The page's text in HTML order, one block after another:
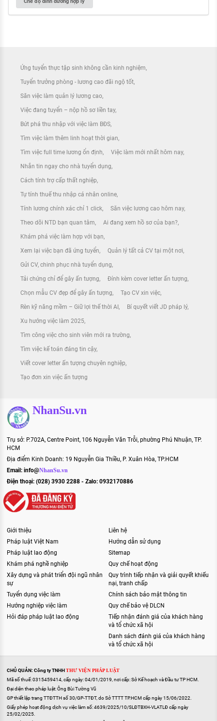
Ứng tuyển thực tập sinh không cần kinh nghiệm
Tuyển trưởng phòng - lương cao đãi ngộ tốt
Săn việc làm quản lý lương cao
Việc đang tuyển – nộp hồ sơ liền tay
Bứt phá thu nhập với việc làm BĐS
Tìm việc làm thêm linh hoạt thời gian
Tìm việc full time lương ổn định Việc làm mới nhất hôm nay
Nhắn tin ngay cho nhà tuyển dụng
Cách tính trợ cấp thất nghiệp
Tự tính thuế thu nhập cá nhân online
Tính lương chính xác chỉ 1 click Săn việc lương cao hôm nay
Theo dõi NTD bạn quan tâm Ai đang xem hồ sơ của bạn?
Khám phá việc làm hợp với bạn
Xem lại việc bạn đã ứng tuyển Quản lý tất cả CV tại một nơi
Gửi CV, chinh phục nhà tuyển dụng
Tải chứng chỉ để gây ấn tượng Đính kèm cover letter ấn tượng
Chọn mẫu CV đẹp để gây ấn tượng Tạo CV xin việc
Rèn kỹ năng mềm – Giữ lợi thế thời AI Bí quyết viết JD pháp lý
Xu hướng việc làm 2025
Tìm công việc cho sinh viên mới ra trường
Tìm việc kế toán đáng tin cậy
Viết cover letter ấn tượng chuyên nghiệp
Tạo đơn xin việc ấn tượng
NhanSu.vn
Trụ sở: P.702A, Centre Point, 106 Nguyễn Văn Trỗi, phường Phú Nhuận, TP.
HCM
Địa điểm Kinh Doanh: 19 Nguyễn Gia Thiều, P. Xuân Hòa, TP.HCM
Email: info@NhanSu.vn
Điện thoại: (028) 3930 2288 - Zalo: 0932170886
Giới thiệu
Pháp luật Việt Nam
Pháp luật lao động
Khám phá nghề nghiệp
Xây dựng và phát triển đội ngũ nhân
sự
Tuyển dụng việc làm
Hướng nghiệp việc làm
Hỏi đáp pháp luật lao động
Liên hệ
Hướng dẫn sử dụng
Sitemap
Quy chế hoạt động
Quy trình tiếp nhận và giải quyết khiếu
nại, tranh chấp
Chính sách bảo mật thông tin
Quy chế bảo vệ DLCN
Tiếp nhận đánh giá của khách hàng
và tổ chức xã hội
Danh sách đánh giá của khách hàng
và tổ chức xã hội
CHỦ QUẢN: Công ty TNHHTHƯ VIỆN PHÁP LUẬT
Mã số thuế: 0315459414, cấp ngày: 04/01/2019, nơi cấp: Sở Kế hoạch và Đầu tư TP HCM.
Đại diện theo pháp luật: Ông Bùi Tường Vũ
GP thiết lập trang TTĐTTH số 30/GP-TTĐT, do Sở TTTT TP.HCM cấp ngày 15/06/2022.
Giấy phép hoạt động dịch vụ việc làm số: 4639/2025/10/SLĐTBXH-VLATLĐ cấp ngày
25/02/2025.